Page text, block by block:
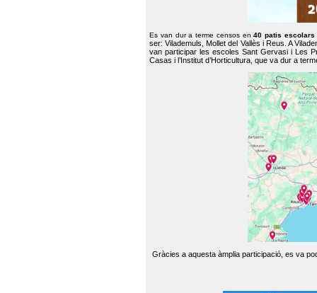
Es van dur a terme censos en40 patis escolars
ser: Vilademuls, Mollet del Vallès i Reus. A
van participar les escoles Sant Gervasi i Les
Casas i l’Institut d’Horticultura, que va dur a
Gràcies a aquesta àmplia participació, es va